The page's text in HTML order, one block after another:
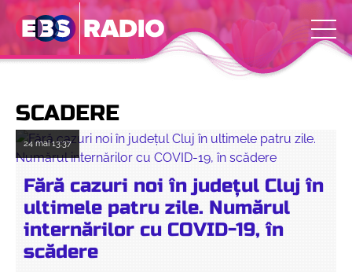
SCADERE
24 mai13:37
Fără cazuri noi în județul Cluj în
ultimele patru zile. Numărul
internărilor cu COVID-19, în
scădere